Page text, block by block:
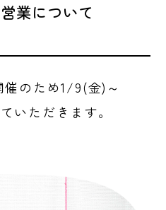
業について
のため1/9(金)～
いただきます。